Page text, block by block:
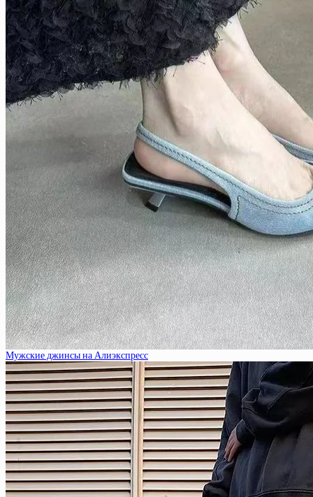
Мужские джинсы на Алиэкспресс